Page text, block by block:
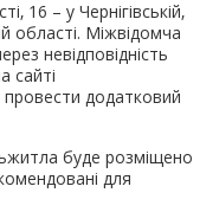
16 – у Чернігівській,
області. Міжвідомча
невідповідність
сайті
додатковий
буде розміщено
для